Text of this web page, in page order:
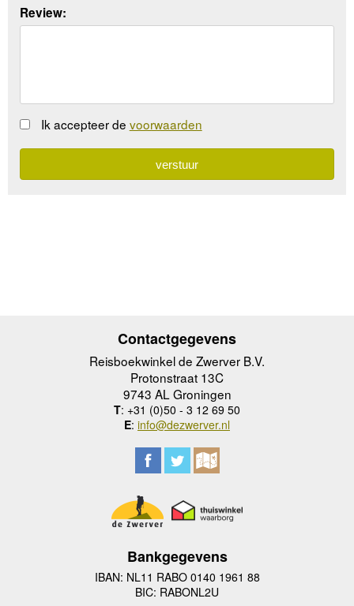
Review:
Ik accepteer de voorwaarden
Contactgegevens
Reisboekwinkel de Zwerver B.V.
Protonstraat 13C
9743 AL Groningen
T: +31 (0)50 - 3 12 69 50
E: info@dezwerver.nl
Bankgegevens
IBAN: NL11 RABO 0140 1961 88
BIC: RABONL2U